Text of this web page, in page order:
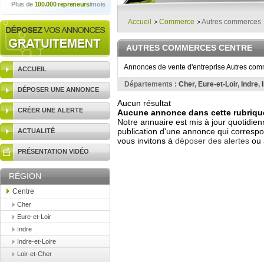
Plus de 100.000 repreneurs/mois
ACCUEIL
DÉPOSER UNE ANNONCE
CRÉER UNE ALERTE
ACTUALITÉ
PRÉSENTATION VIDÉO
RÉGION
Centre
Cher
Eure-et-Loir
Indre
Indre-et-Loire
Loir-et-Cher
Consulter gratuitementles
vendre.
Et/ou déposergratuitement
votre recherche d'entreprise.
RECHERCHER UNE
ANNONCE
Accueil Commerce Autres commerces
AUTRES COMMERCES CENTRE
Annonces de vente d'entreprise Autres
Départements : Cher, Eure-et-Loir, Indre,
Aucun résultat
Aucune annonce dans cette
Notre annuaire est mis à jour
publication d'une annonce qui
vous invitons à déposer des alertes ou